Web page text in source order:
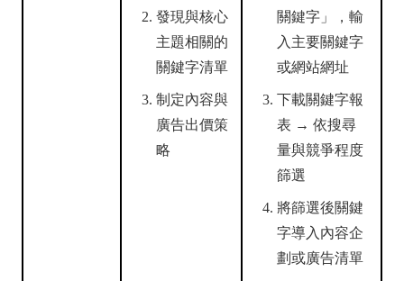
發現與核心
主題相關的
關鍵字清單
制定內容與
廣告出價策
略
關鍵字」，輸
入主要關鍵字
或網站網址
下載關鍵字報
表 → 依搜尋
量與競爭程度
篩選
將篩選後關鍵
字導入內容企
劃或廣告清單